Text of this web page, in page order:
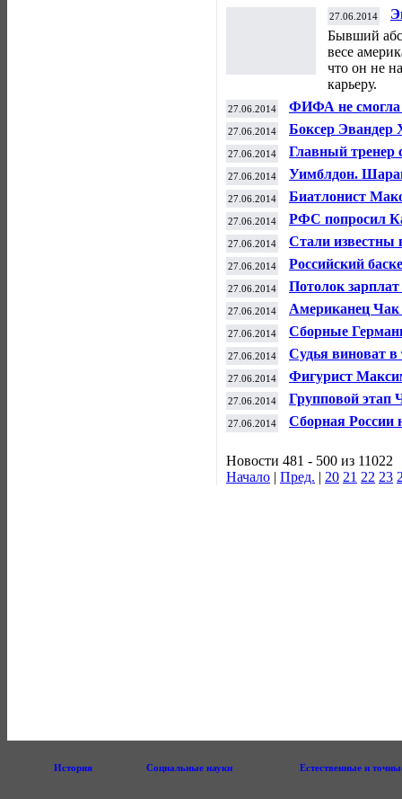
27.06.2014
Бывший
весе
что он не
карьеру.
27.06.2014
ФИФА не смогла
светившего
27.06.2014
Боксер Эвандер
на ринг
27.06.2014
Главный тренер
футболу Сафет
27.06.2014 Уимблдон.
27.06.2014 Биатлонист
27.06.2014
РФС попросил
России
27.06.2014 Стали известны
27.06.2014
Российский
на драфте НБА
27.06.2014 Потолок
27.06.2014
Американец
тренером ХК
27.06.2014 Сборные
27.06.2014
Судья виноват
завершился
27.06.2014
Фигурист
проститутками
27.06.2014
Групповой этап
27.06.2014
Сборная
Новости 481 - 500 из 11022
Начало | Пред. | 20 21 22 23
История Социальные науки Естественные и